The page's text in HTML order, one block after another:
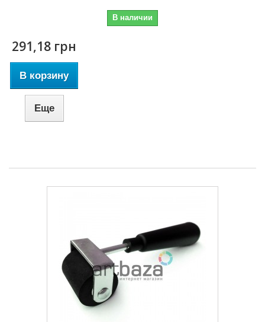
В наличии
291,18 грн
В корзину
Еще